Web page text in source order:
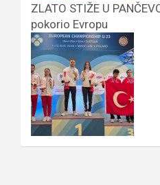
ZLATO STIŽE U
pokorio Evropu